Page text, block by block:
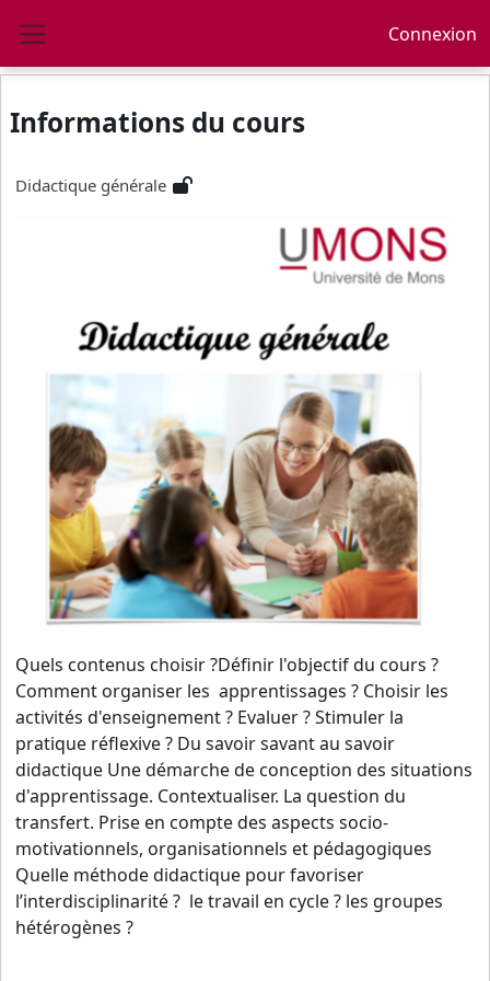
Connexion
Informations du cours
Didactique générale
Quels contenus choisir ?Définir l'objectif du cours ?
Comment organiser les apprentissages ? Choisir les
activités d'enseignement ? Evaluer ? Stimuler la
pratique réflexive ? Du savoir savant au savoir
didactique Une démarche de conception des situations
d'apprentissage. Contextualiser. La question du
transfert. Prise en compte des aspects socio-
motivationnels, organisationnels et pédagogiques
Quelle méthode didactique pour favoriser
l’interdisciplinarité ? le travail en cycle ? les groupes
hétérogènes ?